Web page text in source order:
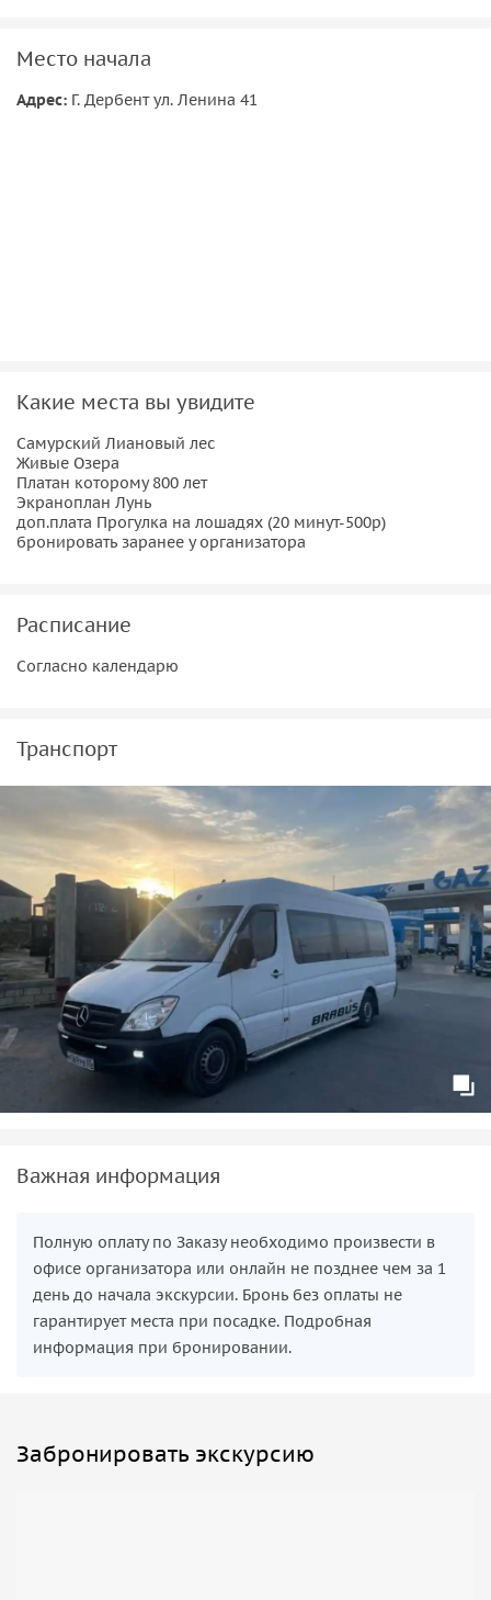
Место начала
Адрес: Г. Дербент ул. Ленина 41
Какие места вы увидите
Самурский Лиановый лес
Живые Озера
Платан которому 800 лет
Экраноплан Лунь
доп.плата Прогулка на лошадях (20 минут-500р)
бронировать заранее у организатора
Расписание
Согласно календарю
Транспорт
Важная информация
Полную оплату по Заказу необходимо произвести в
офисе организатора или онлайн не позднее чем за 1
день до начала экскурсии. Бронь без оплаты не
гарантирует места при посадке. Подробная
информация при бронировании.
Забронировать экскурсию